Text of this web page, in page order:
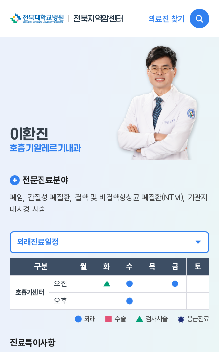
전북대학교병원
전북지역암센터 의료진 찾기
이환진
호흡기알레르기내과
전문진료분야
폐암, 간질성 폐질환, 결핵 및 비결핵항상균 폐질환(NTM), 기관지
내시경 시술
외래진료일정
구분 월 화 수 목 금 토
호흡기센터
오전
검
시
술
외
래
외
오후
외
외
외래
수
수술
검검사시술
응응급진료
진료특이사항